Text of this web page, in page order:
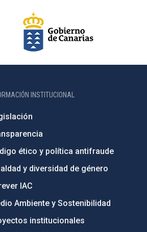
INSTITUCIONAL
ético y política antifraude
y diversidad de género
IAC
Ambiente y Sostenibilidad
institucionales